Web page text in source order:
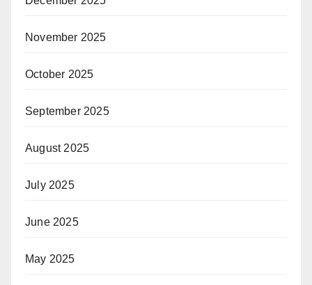
November 2025
October 2025
September 2025
August 2025
July 2025
June 2025
May 2025